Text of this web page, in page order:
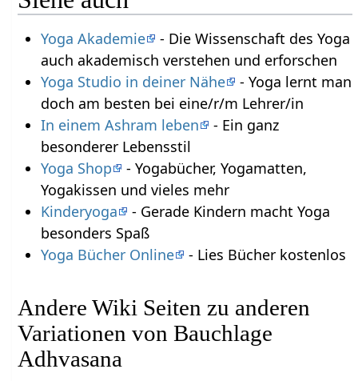
Yoga Akademie
- Die Wissenschaft des Yoga
auch akademisch verstehen und erforschen
Yoga Studio in deiner Nähe
- Yoga lernt man
doch am besten bei eine/r/m Lehrer/in
In einem Ashram leben
- Ein ganz
besonderer Lebensstil
Yoga Shop
- Yogabücher, Yogamatten,
Yogakissen und vieles mehr
Kinderyoga
- Gerade Kindern macht Yoga
besonders Spaß
Yoga Bücher Online
- Lies Bücher kostenlos
Andere Wiki Seiten zu anderen
Variationen von Bauchlage
Adhvasana